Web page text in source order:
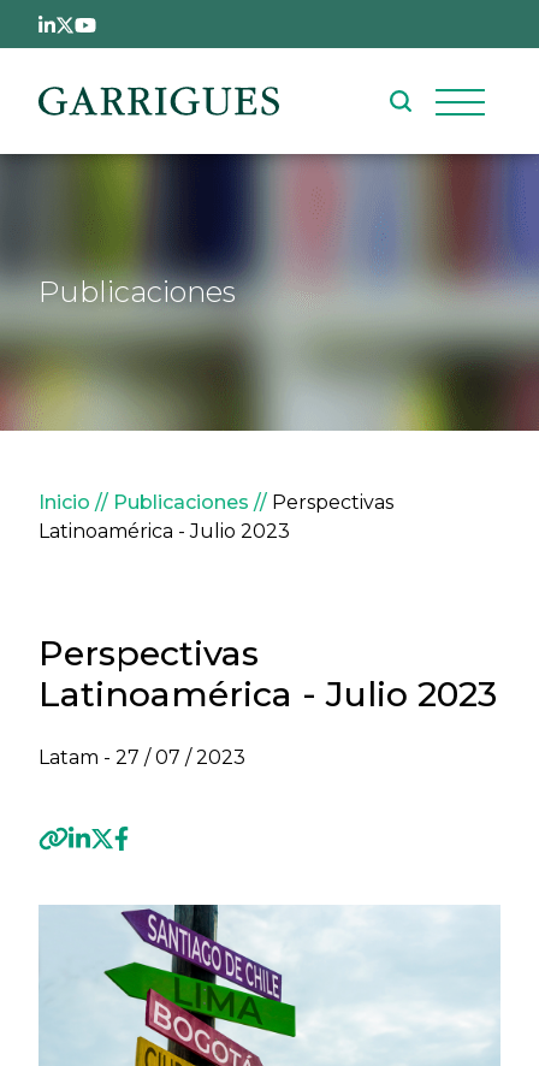
Pasar al contenido principal
Publicaciones
Sobrescribir enlaces de
Inicio Publicaciones
Perspectivas
Latinoamérica - Julio 2023
Perspectivas
Latinoamérica - Julio 2023
Latam - 27 / 07 / 2023